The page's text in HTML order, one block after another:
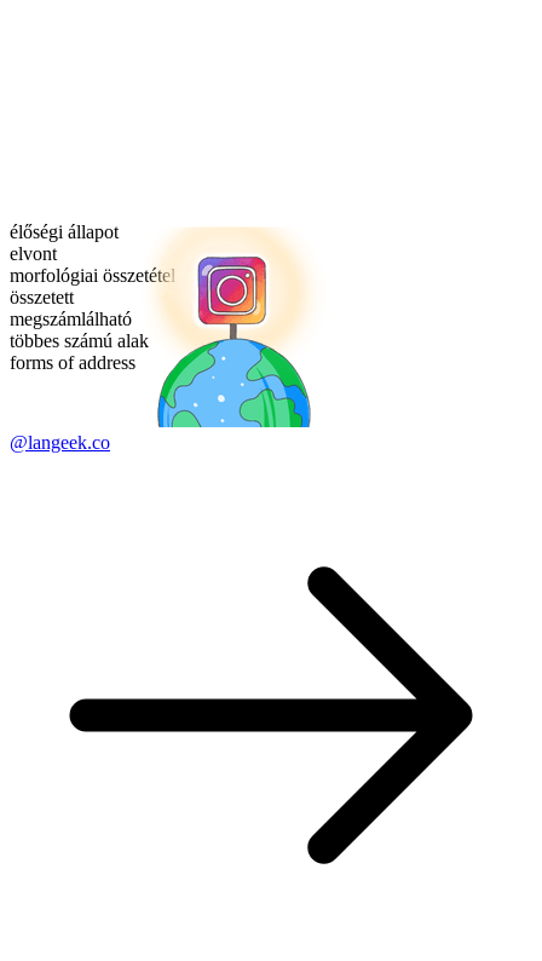
élőségi állapot
elvont
morfológiai összetétel
összetett
megszámlálható
többes számú alak
forms of address
@langeek.co